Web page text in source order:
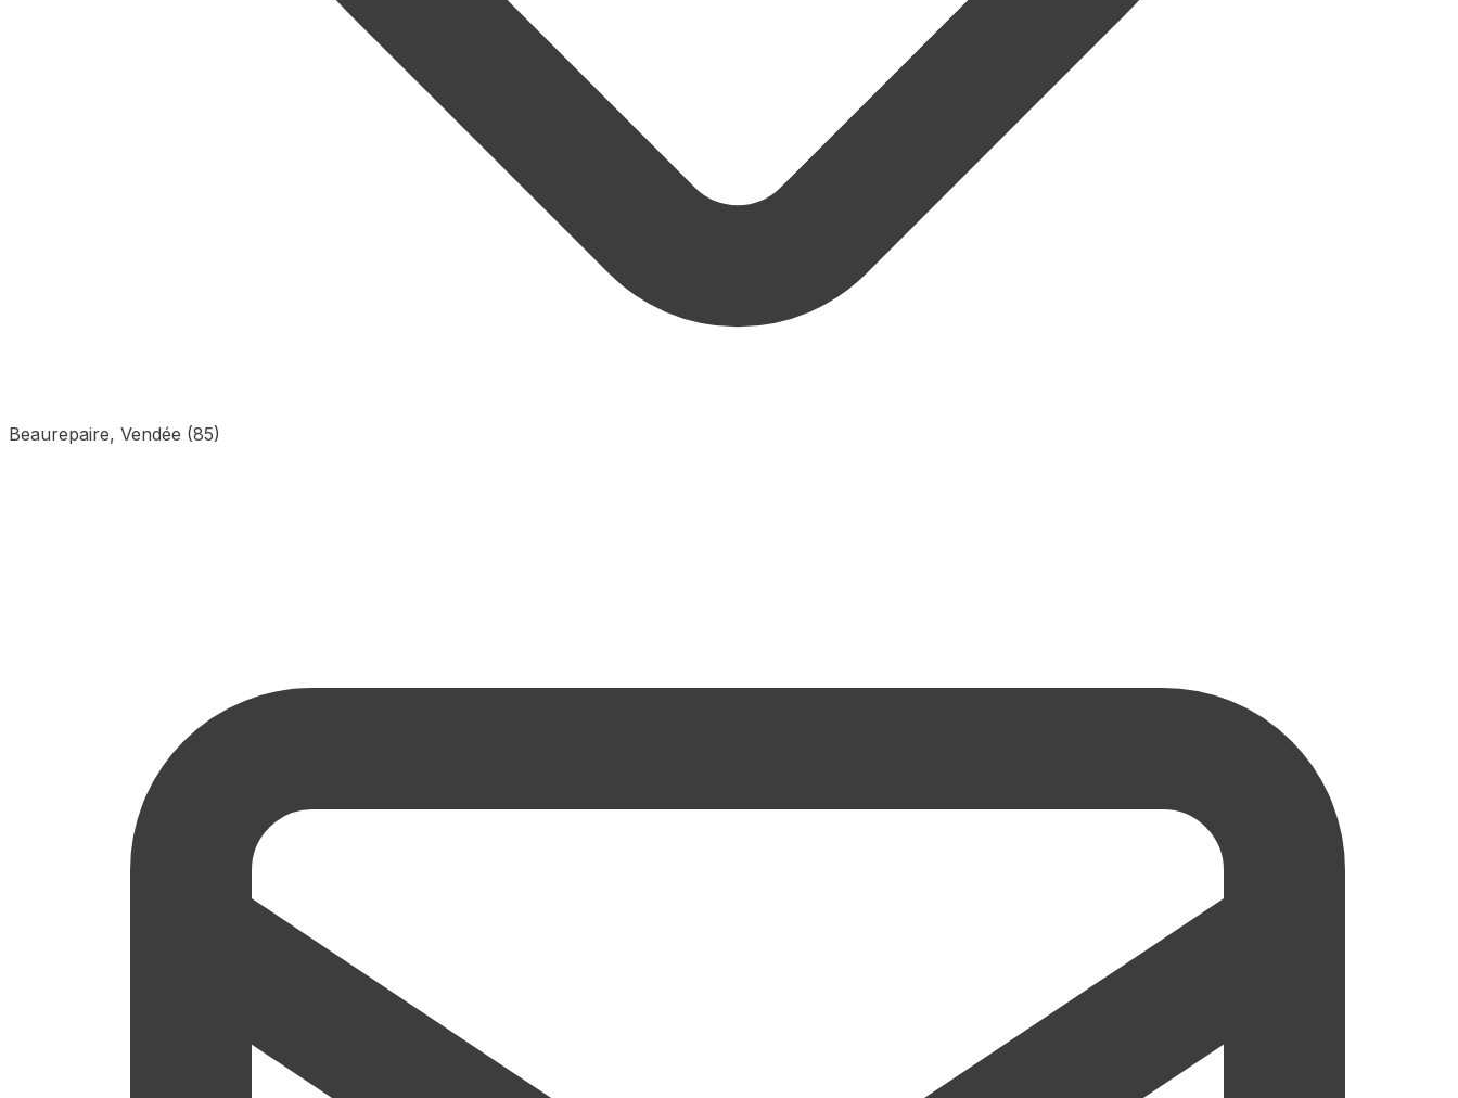
Beaurepaire, Vendée (85)